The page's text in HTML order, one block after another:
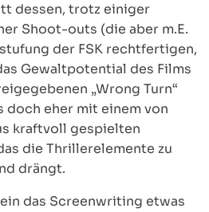
dessen, trotz einiger
Shoot-outs (die aber m.E.
der FSK rechtfertigen,
Gewaltpotential des Films
„Wrong Turn“
doch eher mit einem von
kraftvoll gespielten
die Thrillerelemente zu
drängt.
das Screenwriting etwas